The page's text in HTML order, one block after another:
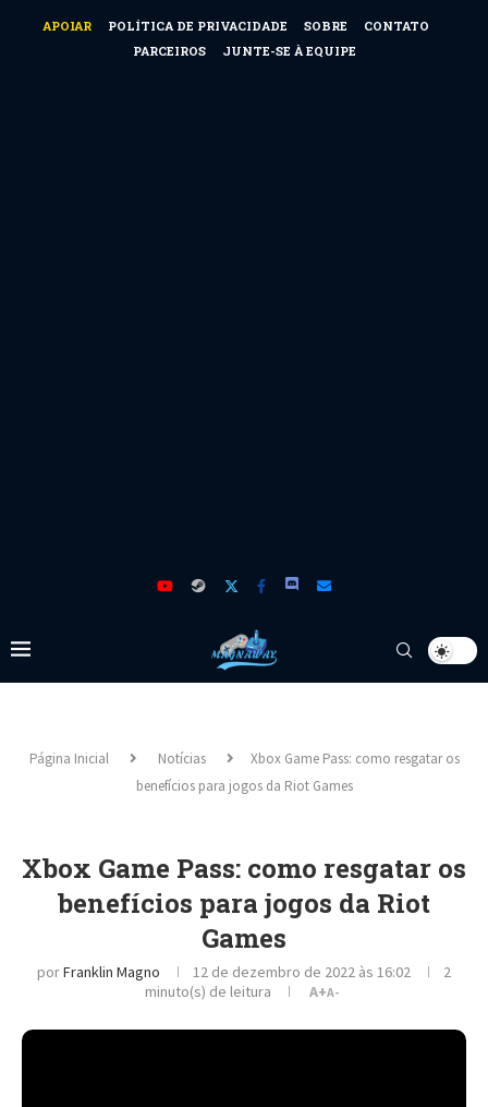
APOIAR POLÍTICA DE PRIVACIDADE SOBRE
CONTATO
PARCEIROS
JUNTE-SE À EQUIPE
Página Inicial Notícias
Xbox Game Pass: como resgatar os
benefícios para jogos da Riot Games
Xbox Game Pass: como resgatar os
benefícios para jogos da Riot
Games
porFranklin Magno 12 de dezembro de 2022 às 16:02
2
minuto(s) de leitura
A+A-